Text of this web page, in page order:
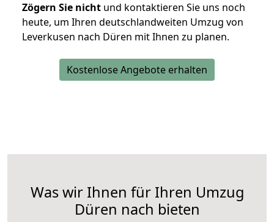
Zögern Sie nicht und kontaktieren Sie uns noch
heute, um Ihren deutschlandweiten Umzug von
Leverkusen nach Düren mit Ihnen zu planen.
Kostenlose Angebote erhalten
Was wir Ihnen für Ihren Umzug
Düren nach bieten